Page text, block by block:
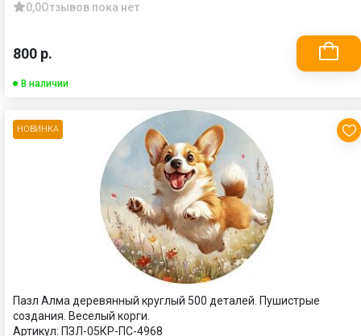
0,0Отзывов пока нет
800 р.
В наличии
НОВИНКА
Пазл Алма деревянный круглый 500 деталей. Пушистрые
создания. Веселый корги.
Артикул: ПЗЛ-05КР-ПС-4968